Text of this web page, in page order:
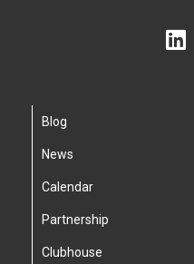
Blog
News
Calendar
Partnership
Clubhouse